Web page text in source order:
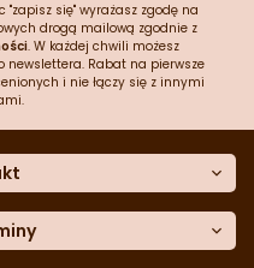
się" wyrażasz zgodę na
drogą mailową zgodnie z
. W każdej chwili możesz
newslettera. Rabat na pierwsze
i nie łączy się z innymi
pytania